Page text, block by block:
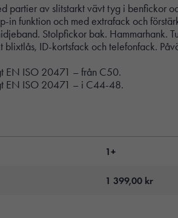
partier av slitstarkt vävt tyg i benfickor
in funktion och med extrafack och
Stolpfickor bak. Hammarhank.
ID-kortsfack och telefonfack.
EN ISO 20471 – från C50.
EN ISO 20471 – i C44-48.
1+
1 399,00 kr